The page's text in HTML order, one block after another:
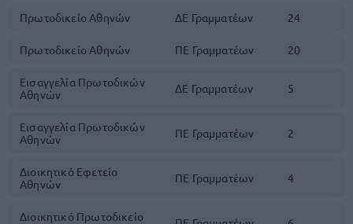
Πρωτοδικείο Αθηνών ΔΕ Γραμματέων 24
Πρωτοδικείο Αθηνών ΠΕ Γραμματέων 20
Εισαγγελία Πρωτοδικών
Αθηνών
ΔΕ Γραμματέων 5
Εισαγγελία Πρωτοδικών
Αθηνών
ΠΕ Γραμματέων 2
Διοικητικό Εφετείο
Αθηνών
ΠΕ Γραμματέων 4
Διοικητικό Πρωτοδικείο